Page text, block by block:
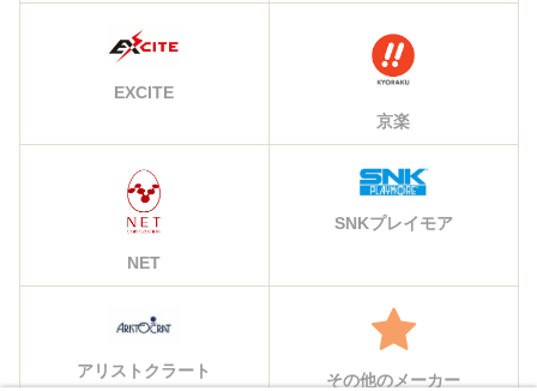
EXCITE
京楽
NET
SNKプレイモア
アリストクラート その他のメーカー